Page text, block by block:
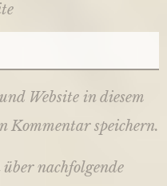
Website in diesem
Kommentar speichern.
nachfolgende